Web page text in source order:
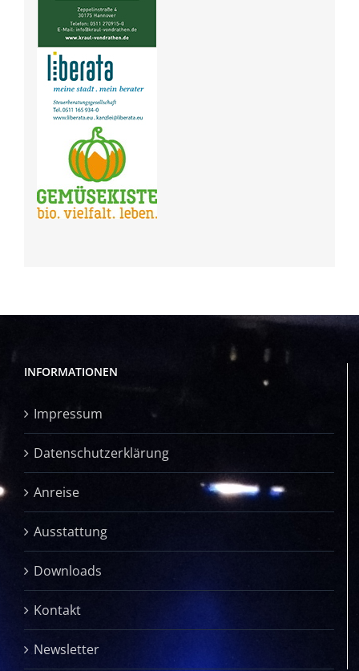
INFORMATIONEN
Impressum
Datenschutzerklärung
Anreise
Ausstattung
Downloads
Kontakt
Newsletter